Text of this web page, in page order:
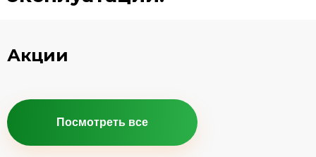
Акции
Посмотреть все